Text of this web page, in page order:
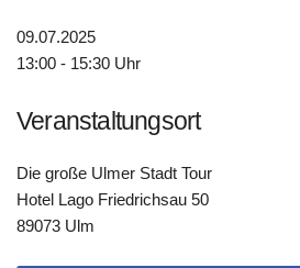
09.07.2025
13:00 - 15:30 Uhr
Veranstaltungsort
Die große Ulmer Stadt Tour
Hotel Lago Friedrichsau 50
89073 Ulm